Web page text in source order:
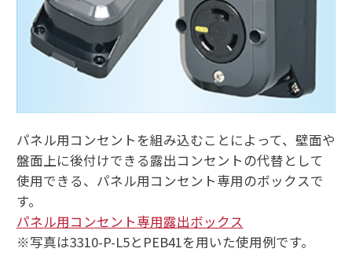
パネル用コンセントを組み込むことによって、壁面や
盤面上に後付けできる露出コンセントの代替として
使用できる、パネル用コンセント専用のボックスで
す。
パネル用コンセント専用露出ボックス
※写真は3310-P-L5とPEB41を用いた使用例です。